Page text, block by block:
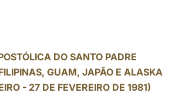
DO SANTO PADRE
GUAM, JAPÃO E ALASKA
- 27 DE FEVEREIRO DE 1981)